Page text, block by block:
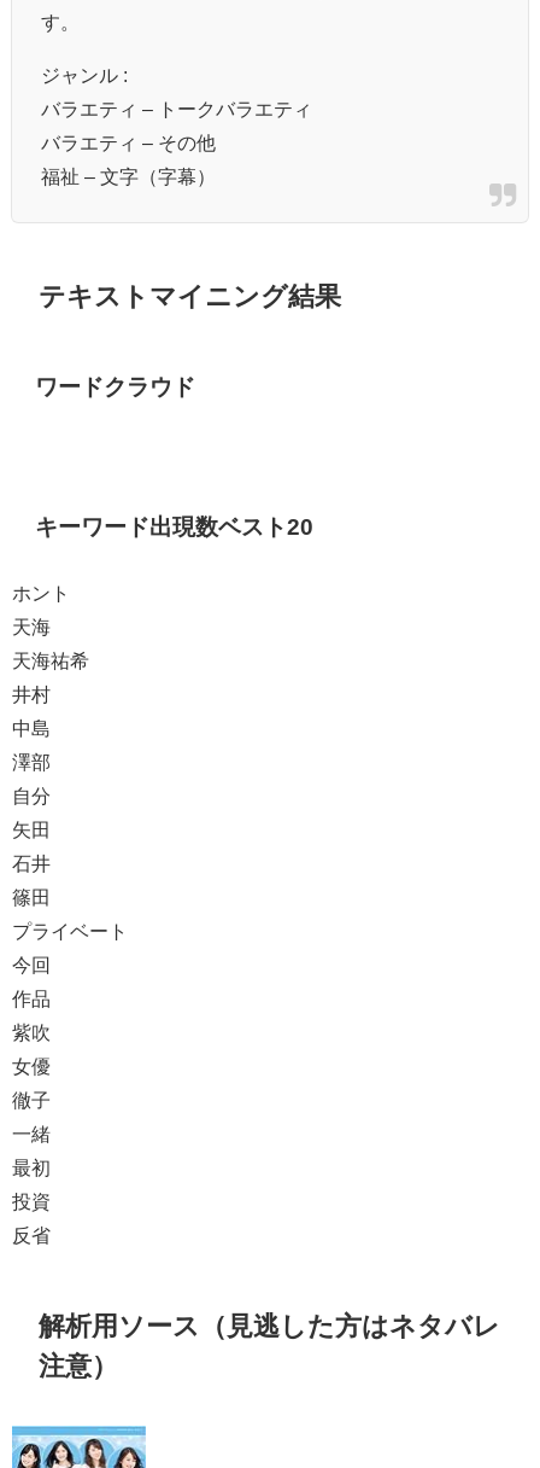
す。
ジャンル :
バラエティ – トークバラエティ
バラエティ – その他
福祉 – 文字（字幕）
テキストマイニング結果
ワードクラウド
キーワード出現数ベスト20
ホント
天海
天海祐希
井村
中島
澤部
自分
矢田
石井
篠田
プライベート
今回
作品
紫吹
女優
徹子
一緒
最初
投資
反省
解析用ソース（見逃した方はネタバレ
注意）